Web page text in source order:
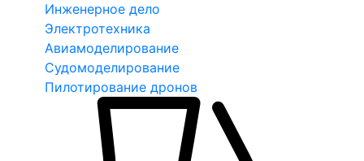
Инженерное дело
Электротехника
Авиамоделирование
Судомоделирование
Пилотирование дронов